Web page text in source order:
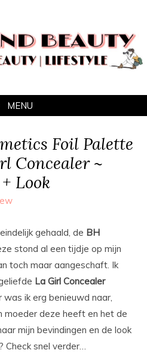
MENU
Foil Palette
Concealer ~
Look
gehaald, de BH
stond al een tijdje op mijn
toch maar aangeschaft. Ik
La Girl Concealer
ik erg benieuwd naar,
moeder deze heeft en het de
mijn bevindingen en de look
Check snel verder…